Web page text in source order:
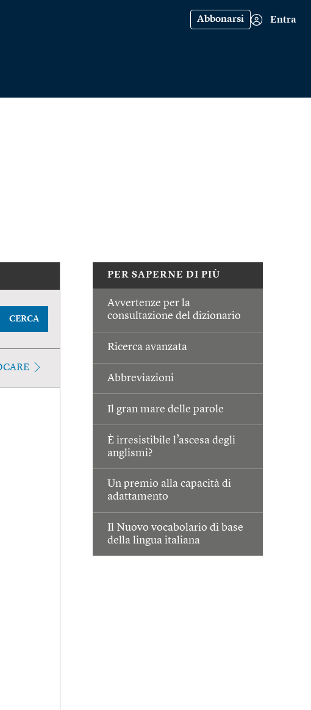
Abbonarsi Entra
PER SAPERNE DI PIÙ
Avvertenze per la
consultazione del dizionario
Ricerca avanzata
Abbreviazioni
Il gran mare delle parole
È irresistibile l’ascesa degli
anglismi?
Un premio alla capacità di
adattamento
Il Nuovo vocabolario di base
della lingua italiana
CERCA